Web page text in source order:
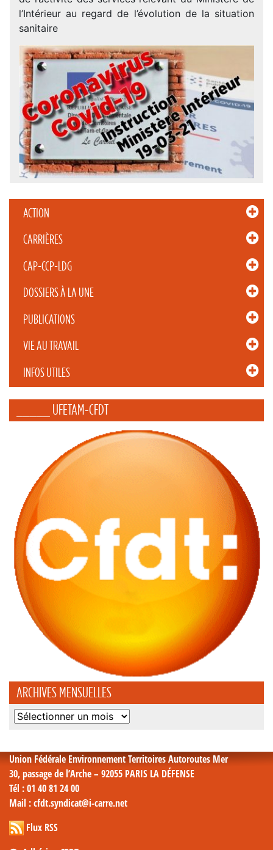
ACTION
CARRIÈRES
CAP-CCP-LDG
DOSSIERS À LA UNE
PUBLICATIONS
VIE AU TRAVAIL
INFOS UTILES
_____ UFETAM-CFDT
ARCHIVES MENSUELLES
Archives
l’Intérieur au regard de l’évolution de la situation
sanitaire
Union Fédérale Environnement Territoires Autoroutes Mer
30, passage de l’Arche – 92055 PARIS LA DÉFENSE
Tél : 01 40 81 24 00
Mail : cfdt.syndicat@i-carre.net
Flux RSS